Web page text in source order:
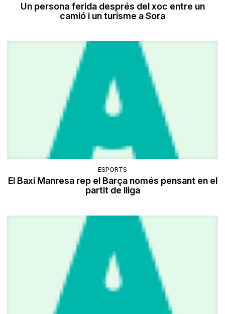
​Un persona ferida després del xoc entre un
camió i un turisme a Sora
ESPORTS
El Baxi Manresa rep el Barça només pensant en el
partit de lliga